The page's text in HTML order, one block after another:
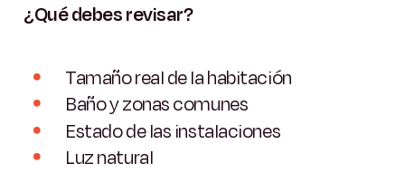
¿Qué debes revisar?
Tamaño real de la habitación
Baño y zonas comunes
Estado de las instalaciones
Luz natural